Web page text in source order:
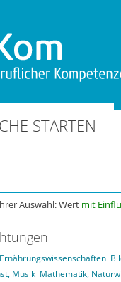
STARTEN
Auswahl: Wert mit
Musik Mathematik,